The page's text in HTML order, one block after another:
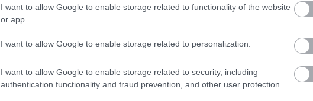
I want to allow Google to enable storage related to functionality of the website
or app.
I want to allow Google to enable storage related to personalization.
I want to allow Google to enable storage related to security, including
authentication functionality and fraud prevention, and other user protection.